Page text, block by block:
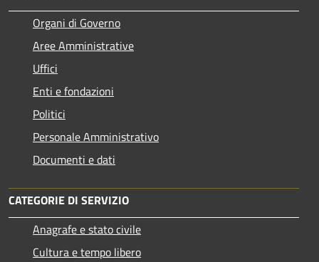
Organi di Governo
Aree Amministrative
Uffici
Enti e fondazioni
Politici
Personale Amministrativo
Documenti e dati
CATEGORIE DI SERVIZIO
Anagrafe e stato civile
Cultura e tempo libero